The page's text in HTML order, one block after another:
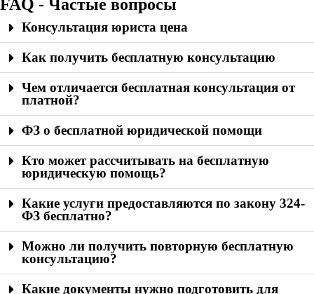
FAQ - Частые вопросы
Консультация юриста цена
Как получить бесплатную консультацию
Чем отличается бесплатная консультация от
платной?
ФЗ о бесплатной юридической помощи
Кто может рассчитывать на бесплатную
юридическую помощь?
Какие услуги предоставляются по закону 324-
ФЗ бесплатно?
Можно ли получить повторную бесплатную
консультацию?
Какие документы нужно подготовить для